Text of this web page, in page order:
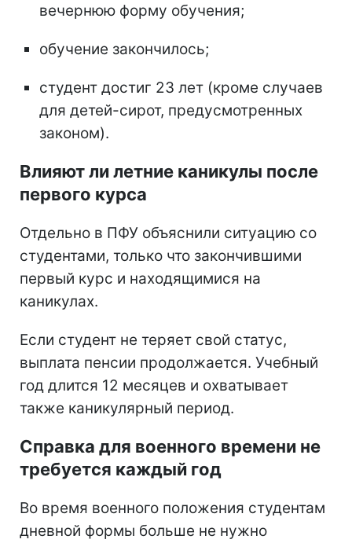
вечернюю форму обучения;
обучение закончилось;
студент достиг 23 лет (кроме случаев
для детей-сирот, предусмотренных
законом).
Влияют ли летние каникулы после
первого курса
Отдельно в ПФУ объяснили ситуацию со
студентами, только что закончившими
первый курс и находящимися на
каникулах.
Если студент не теряет свой статус,
выплата пенсии продолжается. Учебный
год длится 12 месяцев и охватывает
также каникулярный период.
Справка для военного времени не
требуется каждый год
Во время военного положения студентам
дневной формы больше не нужно